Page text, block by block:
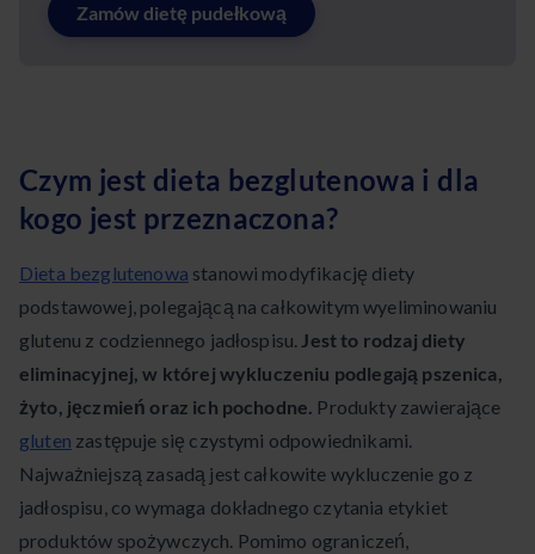
Zamów dietę pudełkową
Czym jest dieta bezglutenowa i dla
kogo jest przeznaczona?
Dieta bezglutenowa stanowi modyfikację diety
podstawowej, polegającą na całkowitym wyeliminowaniu
glutenu z codziennego jadłospisu. Jest to rodzaj diety
eliminacyjnej, w której wykluczeniu podlegają pszenica,
żyto, jęczmień oraz ich pochodne. Produkty zawierające
gluten zastępuje się czystymi odpowiednikami.
Najważniejszą zasadą jest całkowite wykluczenie go z
jadłospisu, co wymaga dokładnego czytania etykiet
produktów spożywczych. Pomimo ograniczeń,